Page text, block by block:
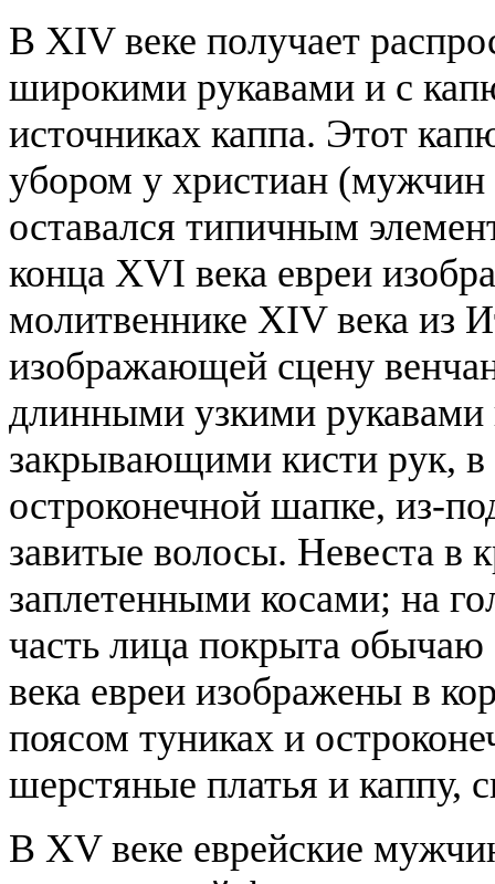
В XIV веке получает
широкими рукавами и с
источниках каппа. Этот
убором у христиан
оставался типичным
конца XVI века евреи
молитвеннике XIV века из
изображающей сцену
длинными узкими
закрывающими кисти рук,
остроконечной шапке, из-
завитые волосы. Невеста в
заплетенными косами; на
часть лица покрыта
века евреи изображены в
поясом туниках и
шерстяные платья и каппу,
В XV веке еврейские